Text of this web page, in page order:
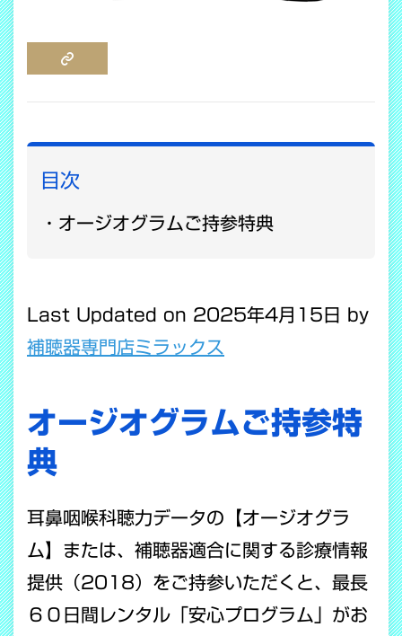
目次
オージオグラムご持参特典
Last Updated on 2025年4月15日 by
補聴器専門店ミラックス
オージオグラムご持参特
典
耳鼻咽喉科聴力データの【オージオグラ
ム】または、補聴器適合に関する診療情報
提供（2018）をご持参いただくと、最長
６０日間レンタル「安心プログラム」がお